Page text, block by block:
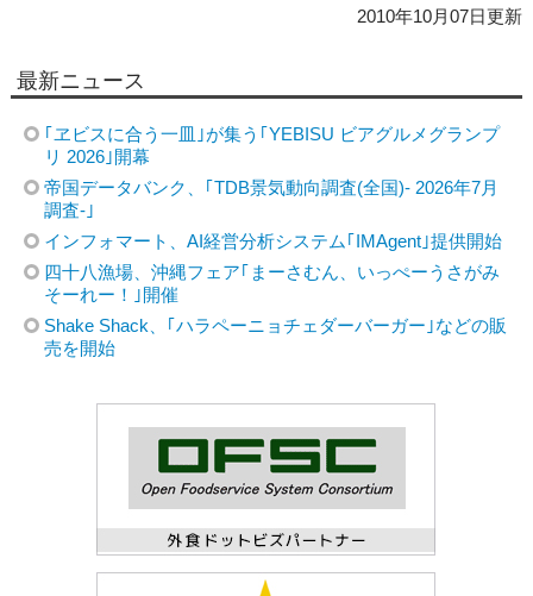
2010年10月07日更新
最新ニュース
｢ヱビスに合う一皿｣が集う｢YEBISU ビアグルメグランプ
リ 2026｣開幕
帝国データバンク、｢TDB景気動向調査(全国)- 2026年7月
調査-｣
インフォマート、AI経営分析システム｢IMAgent｣提供開始
四十八漁場、沖縄フェア｢まーさむん、いっぺーうさがみ
そーれー！｣開催
Shake Shack、｢ハラペーニョチェダーバーガー｣などの販
売を開始